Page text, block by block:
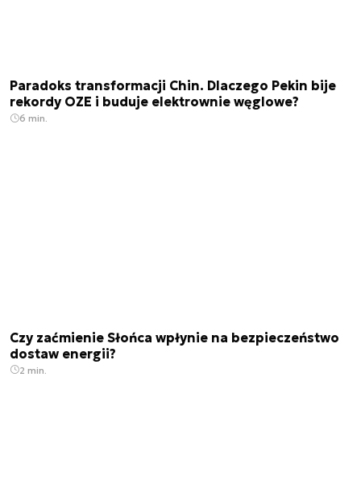
Paradoks transformacji Chin. Dlaczego Pekin bije
rekordy OZE i buduje elektrownie węglowe?
6 min.
Czy zaćmienie Słońca wpłynie na bezpieczeństwo
dostaw energii?
2 min.